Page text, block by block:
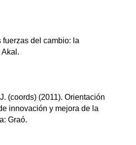
fuerzas del cambio: la
(coords) (2011). Orientación
innovación y mejora de la
Graó.